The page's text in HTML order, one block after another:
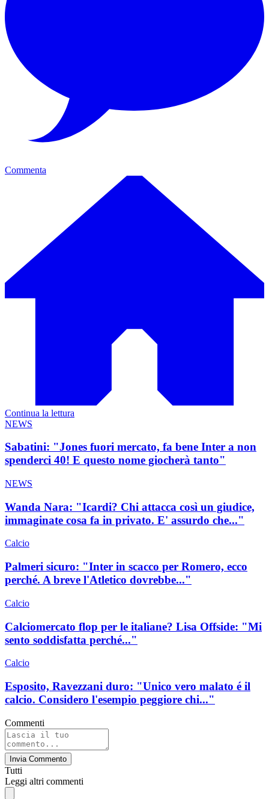
Commenta
Continua la lettura
NEWS
Sabatini: "Jones fuori mercato, fa bene Inter a non
spenderci 40! E questo nome giocherà tanto"
NEWS
Wanda Nara: "Icardi? Chi attacca così un giudice,
immaginate cosa fa in privato. E' assurdo che..."
Calcio
Palmeri sicuro: "Inter in scacco per Romero, ecco
perché. A breve l'Atletico dovrebbe..."
Calcio
Calciomercato flop per le italiane? Lisa Offside: "Mi
sento soddisfatta perché..."
Calcio
Esposito, Ravezzani duro: "Unico vero malato é il
calcio. Considero l'esempio peggiore chi..."
Commenti
Invia Commento
Tutti
Leggi altri commenti